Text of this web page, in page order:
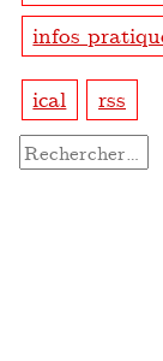
infos
ical rss
Rechercher :